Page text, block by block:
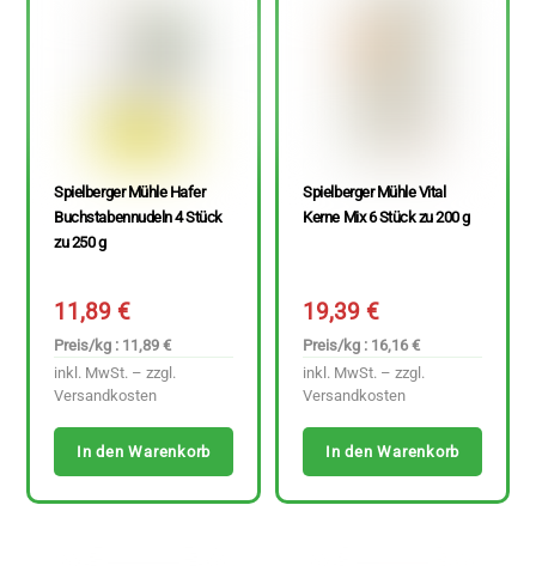
Spielberger Mühle Hafer
Buchstabennudeln 4 Stück
zu 250 g
11,89€
Preis/kg : 11,89 €
inkl. MwSt. – zzgl.
Versandkosten
In den Warenkorb
Spielberger Mühle Vital
Kerne Mix 6 Stück zu 200 g
19,39€
Preis/kg : 16,16 €
inkl. MwSt. – zzgl.
Versandkosten
In den Warenkorb